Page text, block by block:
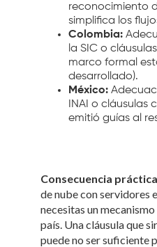
reconocimiento
simplifica los
Colombia:
la SIC o
marco formal
desarrollado).
México:
INAI o cláusulas
emitió guías al
Consecuencia
de nube con servidores
necesitas un
país. Una cláusula que
puede no ser suficiente